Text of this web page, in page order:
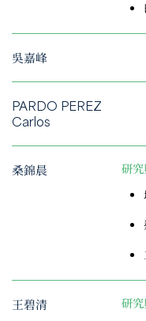
吳嘉峰
PARDO PEREZ
Carlos
桑錦晨 研
王碧清 研